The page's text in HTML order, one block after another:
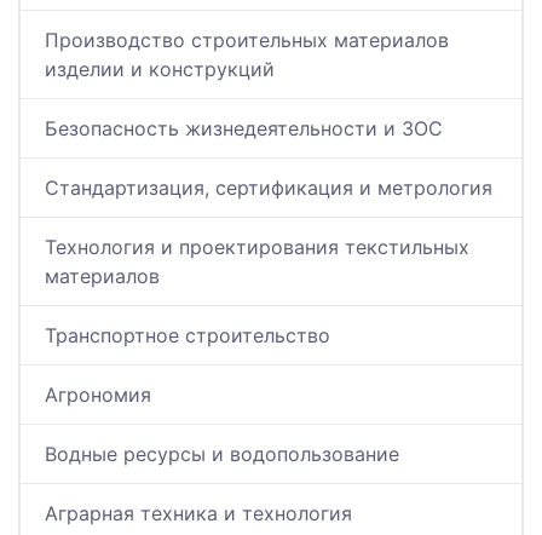
Производство строительных материалов
изделии и конструкций
Безопасность жизнедеятельности и ЗОС
Стандартизация, сертификация и метрология
Технология и проектирования текстильных
материалов
Транспортное строительство
Агрономия
Водные ресурсы и водопользование
Аграрная техника и технология